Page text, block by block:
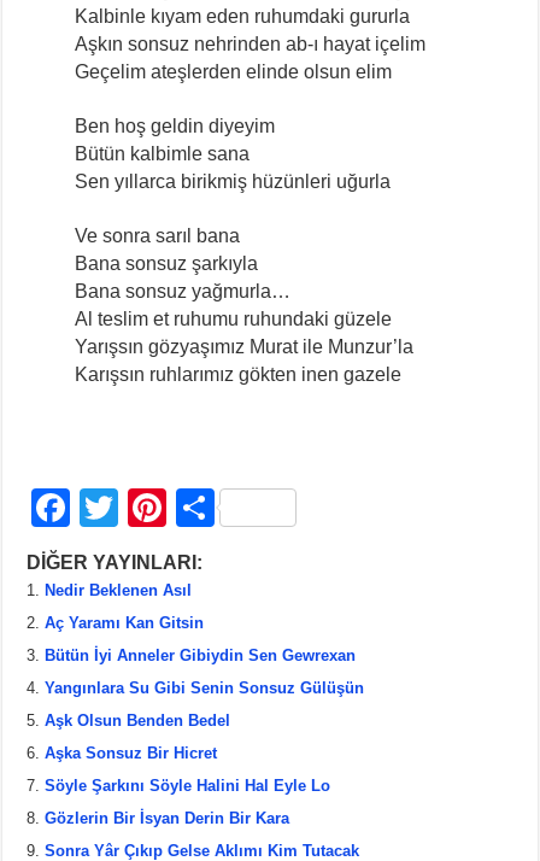
Kalbinle kıyam eden ruhumdaki gururla
Aşkın sonsuz nehrinden ab-ı hayat içelim
Geçelim ateşlerden elinde olsun elim
Ben hoş geldin diyeyim
Bütün kalbimle sana
Sen yıllarca birikmiş hüzünleri uğurla
Ve sonra sarıl bana
Bana sonsuz şarkıyla
Bana sonsuz yağmurla…
Al teslim et ruhumu ruhundaki güzele
Yarışsın gözyaşımız Murat ile Munzur’la
Karışsın ruhlarımız gökten inen gazele
F
a
c
e
b
o
o
k
T
wi
tt
er
Pi
nt
er
e
st
S
DİĞER YAYINLARI:
Nedir Beklenen Asıl
Aç Yaramı Kan Gitsin
Bütün İyi Anneler Gibiydin Sen Gewrexan
Yangınlara Su Gibi Senin Sonsuz Gülüşün
Aşk Olsun Benden Bedel
Aşka Sonsuz Bir Hicret
Söyle Şarkını Söyle Halini Hal Eyle Lo
Gözlerin Bir İsyan Derin Bir Kara
Sonra Yâr Çıkıp Gelse Aklımı Kim Tutacak